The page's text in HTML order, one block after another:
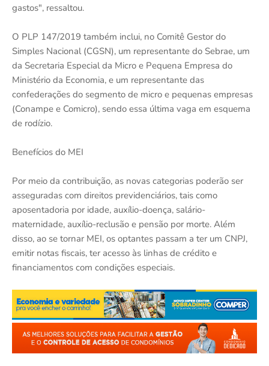
gastos", ressaltou.
O PLP 147/2019 também inclui, no Comitê Gestor do
Simples Nacional (CGSN), um representante do Sebrae, um
da Secretaria Especial da Micro e Pequena Empresa do
Ministério da Economia, e um representante das
confederações do segmento de micro e pequenas empresas
(Conampe e Comicro), sendo essa última vaga em esquema
de rodízio.
Benefícios do MEI
Por meio da contribuição, as novas categorias poderão ser
asseguradas com direitos previdenciários, tais como
aposentadoria por idade, auxílio-doença, salário-
maternidade, auxílio-reclusão e pensão por morte. Além
disso, ao se tornar MEI, os optantes passam a ter um CNPJ,
emitir notas fiscais, ter acesso às linhas de crédito e
financiamentos com condições especiais.